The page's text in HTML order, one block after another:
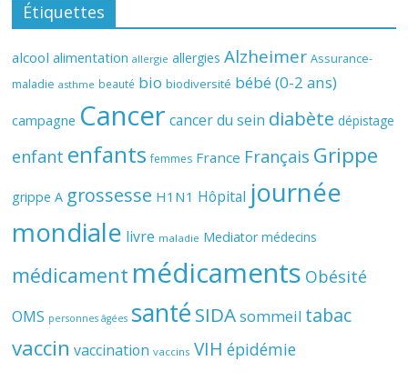
Étiquettes
alcool alimentation allergie allergies Alzheimer Assurance-
maladie asthme beauté bio biodiversité bébé (0-2 ans)
campagne Cancer cancer du sein diabète dépistage
enfant enfants femmes France Français Grippe
grippe A grossesse H1N1 Hôpital journée
mondiale livre maladie Mediator médecins
médicament médicaments Obésité
OMS personnes âgées santé SIDAsommeil tabac
vaccin vaccination vaccins VIH épidémie